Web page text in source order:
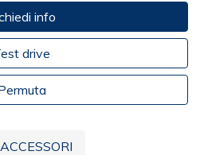
info
drive
ACCESSORI